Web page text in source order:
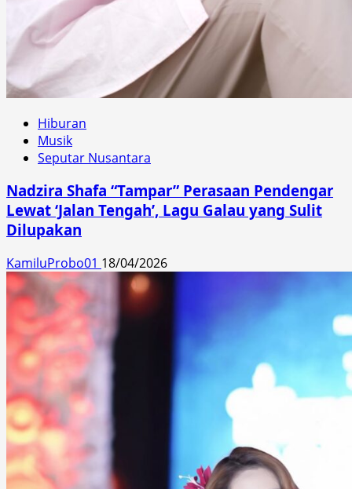
Hiburan
Musik
Seputar Nusantara
Nadzira Shafa “Tampar” Perasaan Pendengar
Lewat ‘Jalan Tengah’, Lagu Galau yang Sulit
Dilupakan
KamiluProbo01 18/04/2026